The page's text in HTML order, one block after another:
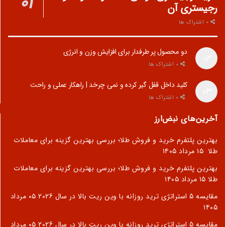
رجیستری آن
دو محصول پر طرفدار برای افزایش وزن و انرژی
کلید داخل قفل گیر کرده و نمی چرخد | راهکار عملی و راحت
آخرین‌های نبض‌ارز
بهترین پلتفرم خرید و فروش طلا؛ بررسی بهترین گزینه برای معاملات
طلا ۱۵ مرداد ۱۴۰۵
بهترین پلتفرم خرید و فروش طلا؛ بررسی بهترین گزینه برای معاملات
طلا ۱۵ مرداد ۱۴۰۵
مقایسه 5 استراتژی ترید روزانه با وین ریت بالا در سال 2026
۰۵ مرداد
۱۴۰۵
مقایسه 5 استراتژی ترید روزانه با وین ریت بالا در سال 2026
۰۵ مرداد